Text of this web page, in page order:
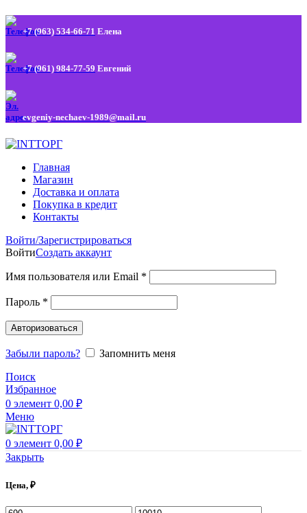
+7 (963) 534-66-71 Елена
+7 (961) 984-77-59 Евгений
evgeniy-nechaev-1989@mail.ru
Главная
Магазин
Доставка и оплата
Покупка в кредит
Контакты
Войти/Зарегистрироваться
ВойтиСоздать аккаунт
Имя пользователя или Email *
Пароль *
Авторизоваться
Забыли пароль?
Запомнить меня
Поиск
Избранное
0 элемент 0,00 ₽
Меню
0 элемент 0,00 ₽
Закрыть
Цена, ₽